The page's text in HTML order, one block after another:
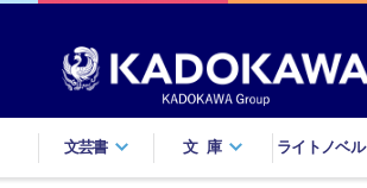
文芸書 文庫 ライトノベル